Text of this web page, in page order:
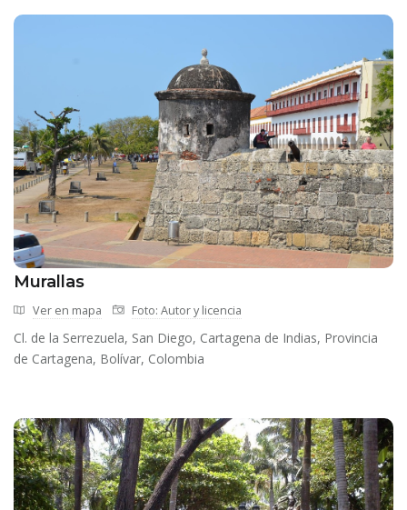
Murallas
Ver en mapa Foto: Autor y licencia
Cl. de la Serrezuela, San Diego, Cartagena de Indias, Provincia
de Cartagena, Bolívar, Colombia